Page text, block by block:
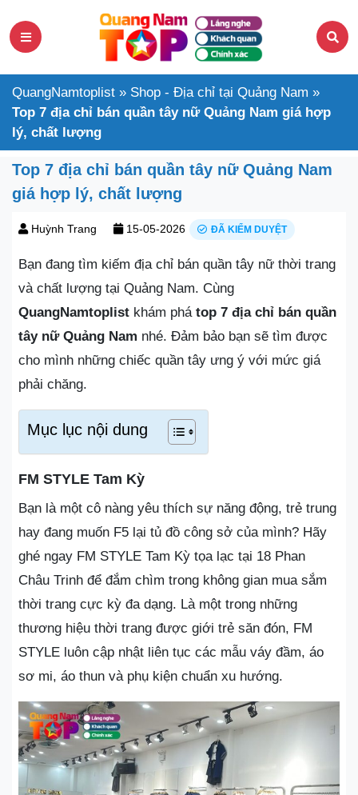
QuangNamtoplist » Shop - Địa chỉ tại Quảng Nam »
Top 7 địa chỉ bán quần tây nữ Quảng Nam giá hợp
lý, chất lượng
Top 7 địa chỉ bán quần tây nữ Quảng Nam
giá hợp lý, chất lượng
Huỳnh Trang 15-05-2026 ĐÃ KIỂM DUYỆT
Bạn đang tìm kiếm địa chỉ bán quần tây nữ thời trang
và chất lượng tại Quảng Nam. Cùng
QuangNamtoplist khám phá top 7 địa chỉ bán quần
tây nữ Quảng Nam nhé. Đảm bảo bạn sẽ tìm được
cho mình những chiếc quần tây ưng ý với mức giá
phải chăng.
Mục lục nội dung
FM STYLE Tam Kỳ
Bạn là một cô nàng yêu thích sự năng động, trẻ trung
hay đang muốn F5 lại tủ đồ công sở của mình? Hãy
ghé ngay FM STYLE Tam Kỳ tọa lạc tại 18 Phan
Châu Trinh để đắm chìm trong không gian mua sắm
thời trang cực kỳ đa dạng. Là một trong những
thương hiệu thời trang được giới trẻ săn đón, FM
STYLE luôn cập nhật liên tục các mẫu váy đầm, áo
sơ mi, áo thun và phụ kiện chuẩn xu hướng.